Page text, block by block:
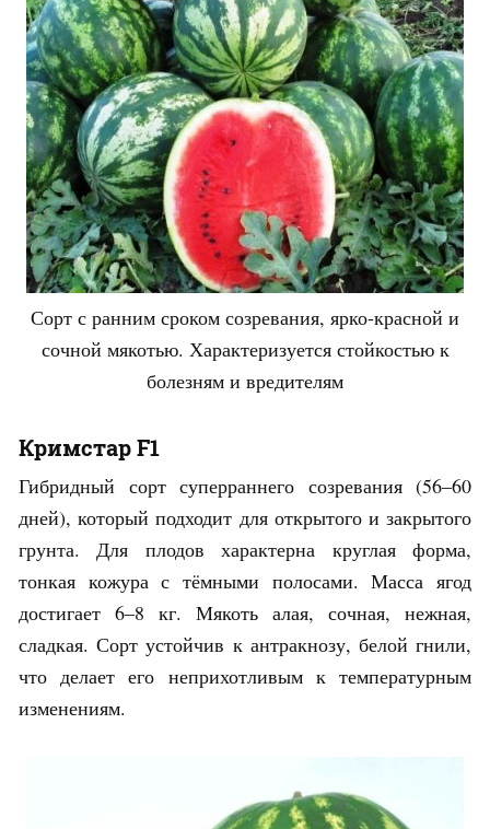
Сорт с ранним сроком созревания, ярко-красной и
сочной мякотью. Характеризуется стойкостью к
болезням и вредителям
Кримстар F1
Гибридный сорт суперраннего созревания (56–60
дней), который подходит для открытого и закрытого
грунта. Для плодов характерна круглая форма,
тонкая кожура с тёмными полосами. Масса ягод
достигает 6–8 кг. Мякоть алая, сочная, нежная,
сладкая. Сорт устойчив к антракнозу, белой гнили,
что делает его неприхотливым к температурным
изменениям.